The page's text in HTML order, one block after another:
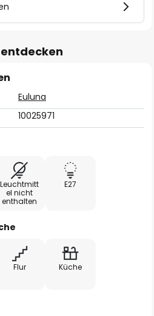
Euluna
10025971
Leuchtmitt
el nicht
enthalten
E27
Flur Küche